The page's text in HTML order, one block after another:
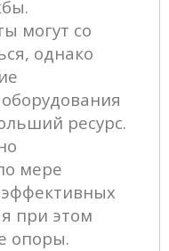
могут со
однако
ресурс.
мере
при этом
опоры.